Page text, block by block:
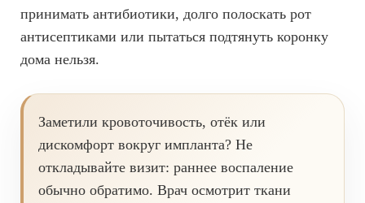
принимать антибиотики, долго полоскать рот
антисептиками или пытаться подтянуть коронку
дома нельзя.
Заметили кровоточивость, отёк или
дискомфорт вокруг импланта? Не
откладывайте визит: раннее воспаление
обычно обратимо. Врач осмотрит ткани